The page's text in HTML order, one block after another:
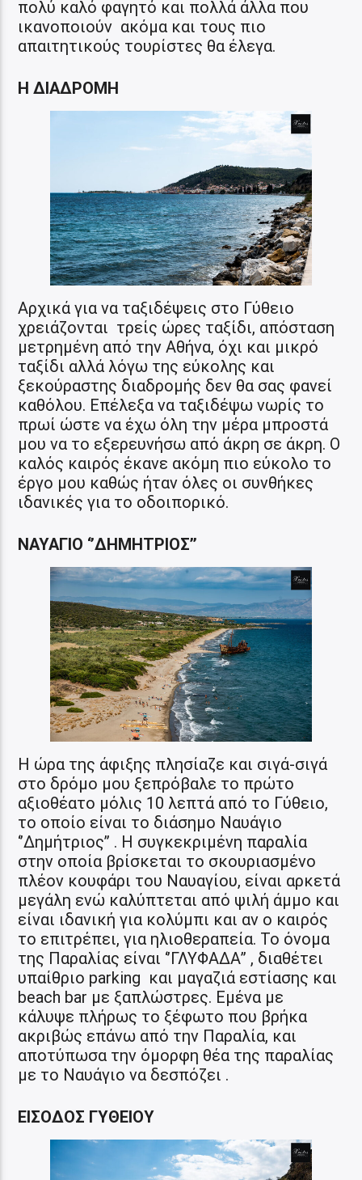
πολύ καλό φαγητό και πολλά άλλα που
ικανοποιούν ακόμα και τους πιο
απαιτητικούς τουρίστες θα έλεγα.
Η ΔΙΑΔΡΟΜΗ
Αρχικά για να ταξιδέψεις στο Γύθειο
χρειάζονται τρείς ώρες ταξίδι, απόσταση
μετρημένη από την Αθήνα, όχι και μικρό
ταξίδι αλλά λόγω της εύκολης και
ξεκούραστης διαδρομής δεν θα σας φανεί
καθόλου. Επέλεξα να ταξιδέψω νωρίς το
πρωί ώστε να έχω όλη την μέρα μπροστά
μου να το εξερευνήσω από άκρη σε άκρη. Ο
καλός καιρός έκανε ακόμη πιο εύκολο το
έργο μου καθώς ήταν όλες οι συνθήκες
ιδανικές για το οδοιπορικό.
ΝΑΥΑΓΙΟ ‘’ΔΗΜΗΤΡΙΟΣ’’
Η ώρα της άφιξης πλησίαζε και σιγά-σιγά
στο δρόμο μου ξεπρόβαλε το πρώτο
αξιοθέατο μόλις 10 λεπτά από το Γύθειο,
το οποίο είναι το διάσημο Ναυάγιο
‘’Δημήτριος’’ . Η συγκεκριμένη παραλία
στην οποία βρίσκεται το σκουριασμένο
πλέον κουφάρι του Ναυαγίου, είναι αρκετά
μεγάλη ενώ καλύπτεται από ψιλή άμμο και
είναι ιδανική για κολύμπι και αν ο καιρός
το επιτρέπει, για ηλιοθεραπεία. Το όνομα
της Παραλίας είναι ‘’ΓΛΥΦΑΔΑ’’ , διαθέτει
υπαίθριο parking και μαγαζιά εστίασης και
beach bar με ξαπλώστρες. Εμένα με
κάλυψε πλήρως το ξέφωτο που βρήκα
ακριβώς επάνω από την Παραλία, και
αποτύπωσα την όμορφη θέα της παραλίας
με το Ναυάγιο να δεσπόζει .
ΕΙΣΟΔΟΣ ΓΥΘΕΙΟΥ